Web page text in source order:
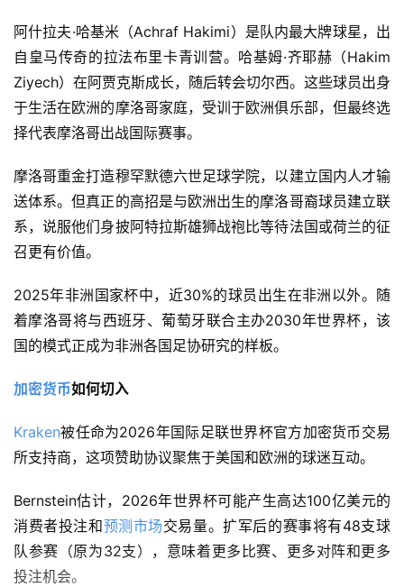
阿什拉夫·哈基米（Achraf Hakimi）是队内最大牌球星，出
自皇马传奇的拉法布里卡青训营。哈基姆·齐耶赫（Hakim
Ziyech）在阿贾克斯成长，随后转会切尔西。这些球员出身
于生活在欧洲的摩洛哥家庭，受训于欧洲俱乐部，但最终选
择代表摩洛哥出战国际赛事。
摩洛哥重金打造穆罕默德六世足球学院，以建立国内人才输
送体系。但真正的高招是与欧洲出生的摩洛哥裔球员建立联
系，说服他们身披阿特拉斯雄狮战袍比等待法国或荷兰的征
召更有价值。
2025年非洲国家杯中，近30%的球员出生在非洲以外。随
着摩洛哥将与西班牙、葡萄牙联合主办2030年世界杯，该
国的模式正成为非洲各国足协研究的样板。
加密货币如何切入
Kraken被任命为2026年国际足联世界杯官方加密货币交易
所支持商，这项赞助协议聚焦于美国和欧洲的球迷互动。
Bernstein估计，2026年世界杯可能产生高达100亿美元的
消费者投注和预测市场交易量。扩军后的赛事将有48支球
队参赛（原为32支），意味着更多比赛、更多对阵和更多
投注机会。